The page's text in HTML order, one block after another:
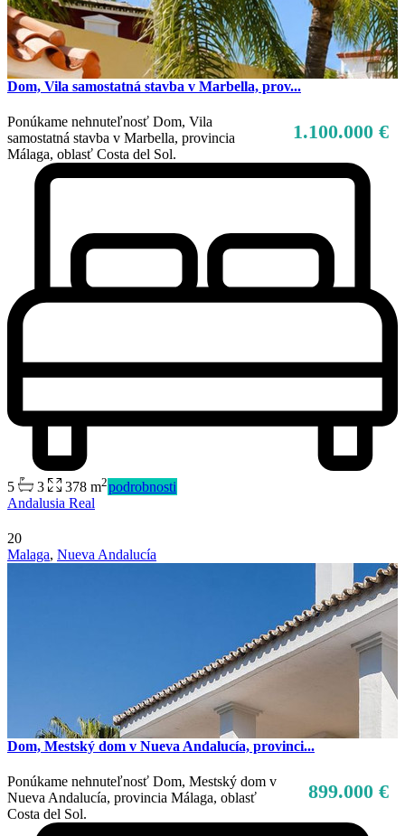
Dom, Vila samostatná stavba v Marbella, prov...
1.100.000 €
Ponúkame nehnuteľnosť Dom, Vila
samostatná stavba v Marbella, provincia
Málaga, oblasť Costa del Sol.
5 3 378 m2podrobnosti
Andalusia Real
20
Malaga, Nueva Andalucía
Dom, Mestský dom v Nueva Andalucía, provinci...
899.000 €
Ponúkame nehnuteľnosť Dom, Mestský dom v
Nueva Andalucía, provincia Málaga, oblasť
Costa del Sol.